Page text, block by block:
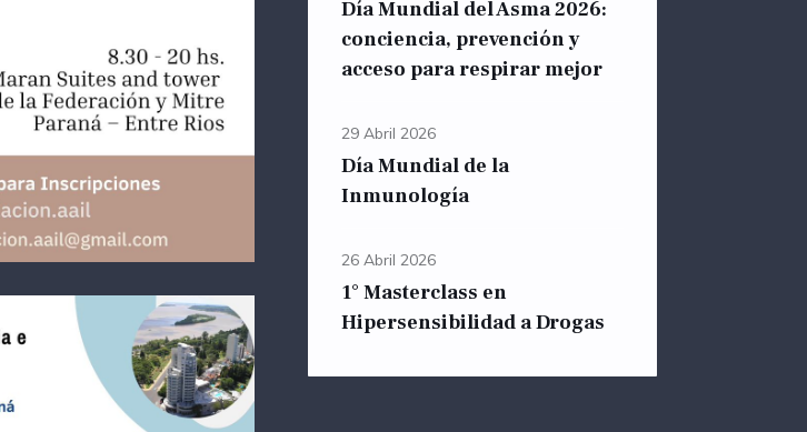
Día Mundial del Asma 2026:
conciencia, prevención y
acceso para respirar mejor
29 Abril 2026
Día Mundial de la
Inmunología
26 Abril 2026
1° Masterclass en
Hipersensibilidad a Drogas